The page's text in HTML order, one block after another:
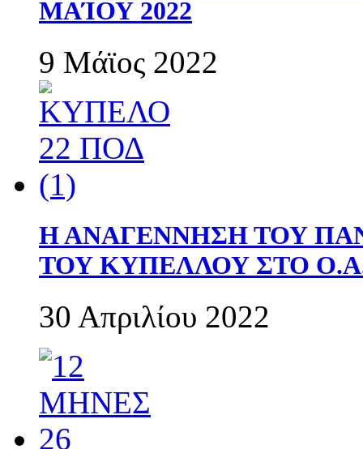
ΜΑΊΟΥ 2022
9 Μάϊος 2022
Η ΑΝΑΓΕΝΝΗΣΗ ΤΟΥ
ΤΟΥ ΚΥΠΕΛΛΟΥ ΣΤΟ
30 Απριλίου 2022